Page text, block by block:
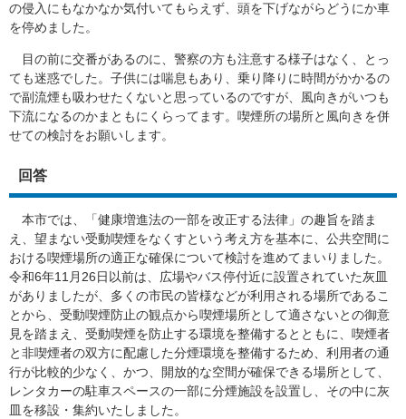
の侵入にもなかなか気付いてもらえず、頭を下げながらどうにか車
を停めました。
目の前に交番があるのに、警察の方も注意する様子はなく、とっ
ても迷惑でした。子供には喘息もあり、乗り降りに時間がかかるの
で副流煙も吸わせたくないと思っているのですが、風向きがいつも
下流になるのかまともにくらってます。喫煙所の場所と風向きを併
せての検討をお願いします。
回答
本市では、「健康増進法の一部を改正する法律」の趣旨を踏ま
え、望まない受動喫煙をなくすという考え方を基本に、公共空間に
おける喫煙場所の適正な確保について検討を進めてまいりました。
令和6年11月26日以前は、広場やバス停付近に設置されていた灰皿
がありましたが、多くの市民の皆様などが利用される場所であるこ
とから、受動喫煙防止の観点から喫煙場所として適さないとの御意
見を踏まえ、受動喫煙を防止する環境を整備するとともに、喫煙者
と非喫煙者の双方に配慮した分煙環境を整備するため、利用者の通
行が比較的少なく、かつ、開放的な空間が確保できる場所として、
レンタカーの駐車スペースの一部に分煙施設を設置し、その中に灰
皿を移設・集約いたしました。